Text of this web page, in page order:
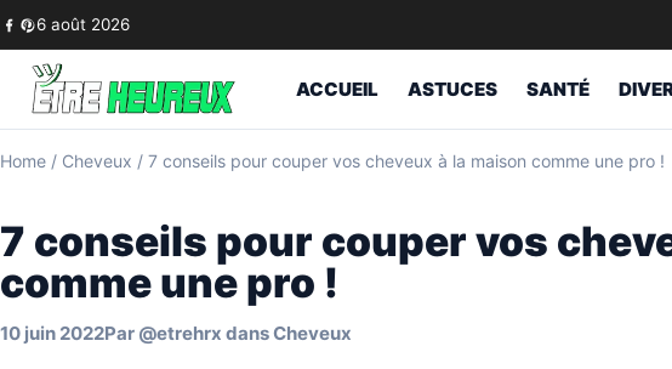
Skip to content
6 août 2026
ACCUEIL ASTUCES SANTÉ
Home / Cheveux / 7 conseils pour couper vos cheveux à la maison comme une pro !
7 conseils pour couper vos
comme une pro !
10 juin 2022Par @etrehrx dansCheveux